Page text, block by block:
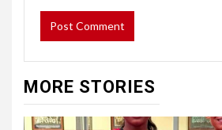
MORE STORIES